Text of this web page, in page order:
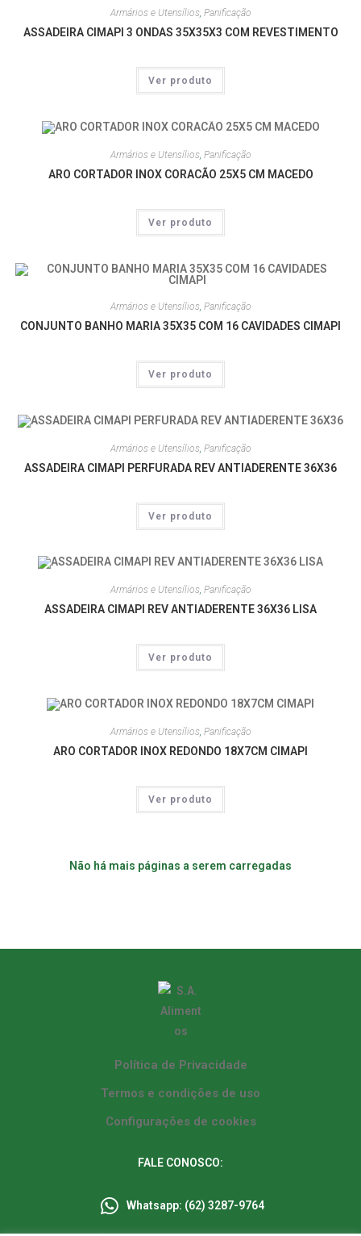
Armários e Utensílios, Panificação
ASSADEIRA CIMAPI 3 ONDAS 35X35X3 COM REVESTIMENTO
Ver produto
Armários e Utensílios, Panificação
ARO CORTADOR INOX CORACÃO 25X5 CM MACEDO
Ver produto
Armários e Utensílios, Panificação
CONJUNTO BANHO MARIA 35X35 COM 16 CAVIDADES CIMAPI
Ver produto
Armários e Utensílios, Panificação
ASSADEIRA CIMAPI PERFURADA REV ANTIADERENTE 36X36
Ver produto
Armários e Utensílios, Panificação
ASSADEIRA CIMAPI REV ANTIADERENTE 36X36 LISA
Ver produto
Armários e Utensílios, Panificação
ARO CORTADOR INOX REDONDO 18X7CM CIMAPI
Ver produto
Não há mais páginas a serem carregadas
Política de Privacidade
Termos e condições de uso
Configurações de cookies
FALE CONOSCO:
Whatsapp: (62) 3287-9764